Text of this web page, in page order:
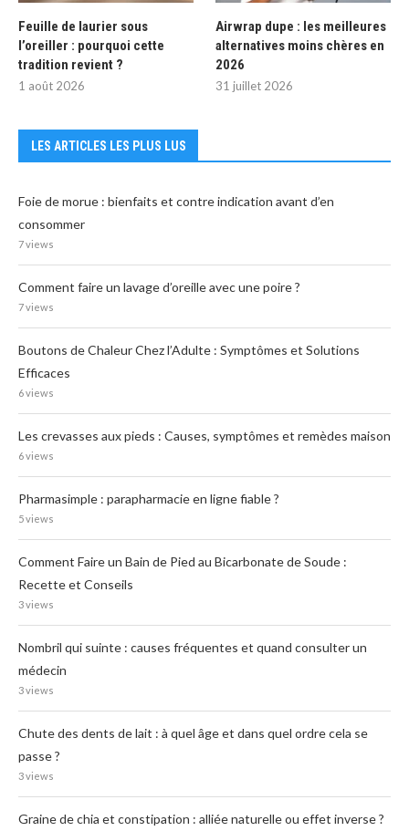
Feuille de laurier sous
l’oreiller : pourquoi cette
tradition revient ?
1 août 2026
Airwrap dupe : les meilleures
alternatives moins chères en
2026
31 juillet 2026
LES ARTICLES LES PLUS LUS
Foie de morue : bienfaits et contre indication avant d’en
consommer
7 views
Comment faire un lavage d’oreille avec une poire ?
7 views
Boutons de Chaleur Chez l’Adulte : Symptômes et Solutions
Efficaces
6 views
Les crevasses aux pieds : Causes, symptômes et remèdes maison
6 views
Pharmasimple : parapharmacie en ligne fiable ?
5 views
Comment Faire un Bain de Pied au Bicarbonate de Soude :
Recette et Conseils
3 views
Nombril qui suinte : causes fréquentes et quand consulter un
médecin
3 views
Chute des dents de lait : à quel âge et dans quel ordre cela se
passe ?
3 views
Graine de chia et constipation : alliée naturelle ou effet inverse ?